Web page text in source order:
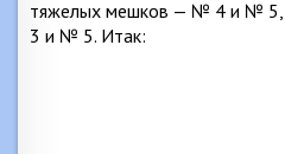
тяжелых мешков — № 4 и № 5,
3 и № 5. Итак: